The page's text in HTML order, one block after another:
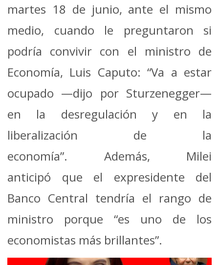
martes 18 de junio, ante el mismo
medio, cuando le preguntaron si
podría convivir con el ministro de
Economía, Luis Caputo: “Va a estar
ocupado —dijo por Sturzenegger—
en la desregulación y en la
liberalización de la
economía”. Además, Milei
anticipó que el expresidente del
Banco Central tendría el rango de
ministro porque “es uno de los
economistas más brillantes”.